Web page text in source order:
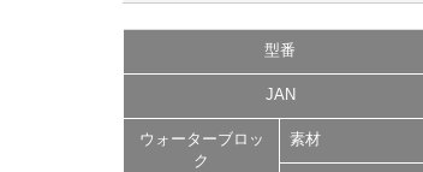
型番
JAN
ウォーターブロッ
ク
素材